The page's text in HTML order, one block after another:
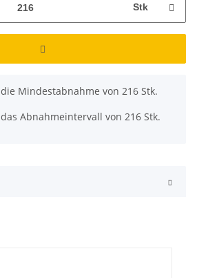
Stk
Mindestabnahme von 216 Stk.
Abnahmeintervall von 216 Stk.